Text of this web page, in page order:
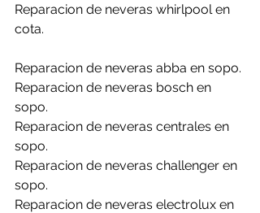
Reparacion de neveras whirlpool en
cota.
Reparacion de neveras abba en sopo.
Reparacion de neveras bosch en
sopo.
Reparacion de neveras centrales en
sopo.
Reparacion de neveras challenger en
sopo.
Reparacion de neveras electrolux en